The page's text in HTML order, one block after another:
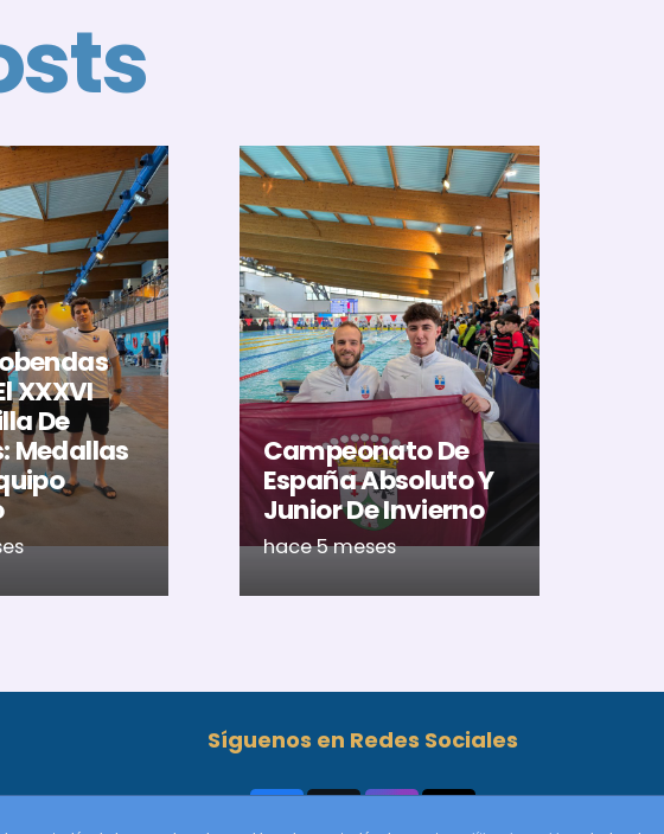
XXXVI
De
Medallas
Campeonato De
España Absoluto Y
Junior De Invierno
hace 5 meses
Síguenos en Redes Sociales